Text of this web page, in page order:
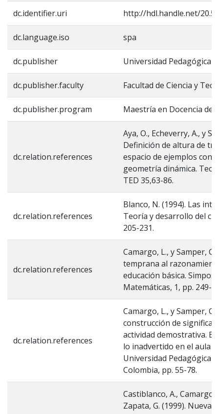
dc.identifier.uri http://hdl.handle.net/
dc.language.iso spa
dc.publisher Universidad Pedagógica
dc.publisher.faculty Facultad de Ciencia y
dc.publisher.program Maestría en Docencia de
dc.relation.references
Aya, O., Echeverry, A., y
Definición de altura de
espacio de ejemplos con
geometría dinámica.
TED 35,63-86.
dc.relation.references
Blanco, N. (1994). Las
Teoría y desarrollo del
205-231.
dc.relation.references
Camargo, L., y Samper,
temprana al
educación básica.
Matemáticas, 1, pp. 249-
dc.relation.references
Camargo, L., y Samper,
construcción de
actividad demostrativa.
lo inadvertido en el aula
Universidad Pedagógica
Colombia, pp. 55-78.
Castiblanco, A., Camargo,
Zapata, G. (1999).